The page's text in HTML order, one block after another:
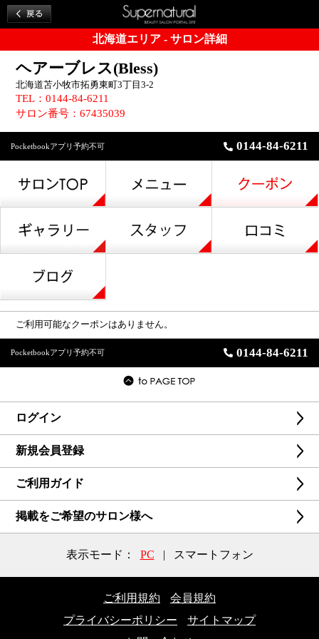
北海道エリア - サロン詳細
ヘアーブレス(Bless)
北海道苫小牧市拓勇東町3丁目3-2
TEL：0144-84-6211
サロン番号：67435039
Pocketbookアプリ予約不可 0144-84-6211
ご利用可能なクーポンはありません。
Pocketbookアプリ予約不可 0144-84-6211
ログイン
新規会員登録
ご利用ガイド
掲載をご希望のサロン様へ
表示モード： PC | スマートフォン
ご利用規約
会員規約
プライバシーポリシー
サイトマップ